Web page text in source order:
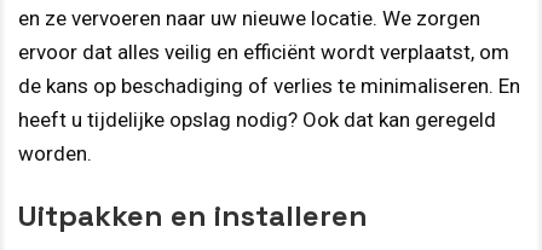
en ze vervoeren naar uw nieuwe locatie. We zorgen
ervoor dat alles veilig en efficiënt wordt verplaatst, om
de kans op beschadiging of verlies te minimaliseren. En
heeft u tijdelijke opslag nodig? Ook dat kan geregeld
worden.
Uitpakken en installeren